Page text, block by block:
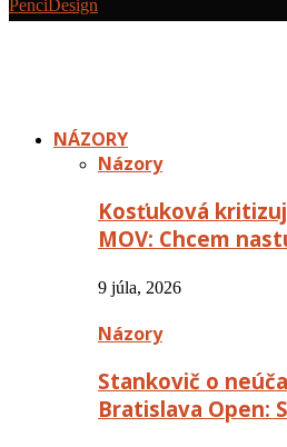
PenciDesign
NÁZORY
Názory
Kosťuková
MOV: Chcem
9 júla, 2026
Názory
Stankovič o
Bratislava Open: